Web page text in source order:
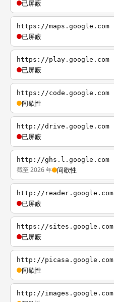
已屏蔽
https://maps.google.com
已屏蔽
https://play.google.com
已屏蔽
https://code.google.com
间歇性
http://drive.google.com
已屏蔽
http://ghs.l.google.com
截至 2026 年 间歇性
http://reader.google.com
已屏蔽
https://sites.google.com
已屏蔽
http://picasa.google.com
间歇性
http://images.google.com